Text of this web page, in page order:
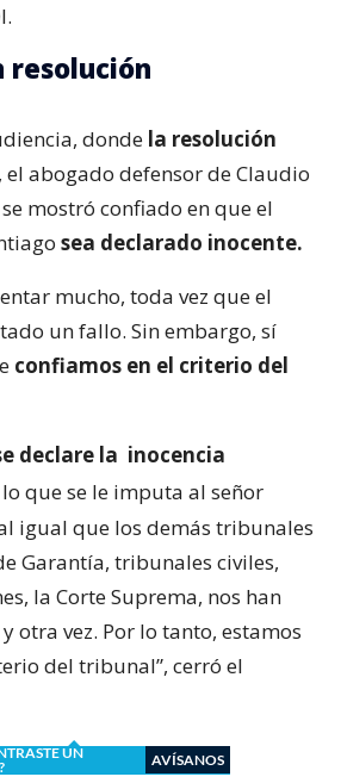
resolución
donde la resolución
, el abogado defensor de Claudio
mostró confiado en que el
sea declarado inocente.
mucho, toda vez que el
un fallo. Sin embargo, sí
confiamos en el criterio del
declare la inocencia
que se le imputa al señor
igual que los demás tribunales
Garantía, tribunales civiles,
la Corte Suprema, nos han
otra vez. Por lo tanto, estamos
del tribunal”, cerró el
UN
AVÍSANOS